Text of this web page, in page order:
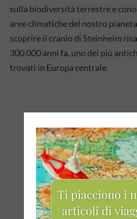
sulla biodiversità terrestre e
aree climatiche del nostro
scoprire il cranio di Steinheim
300.000 anni fa, uno dei più
trovati in Europa centrale.